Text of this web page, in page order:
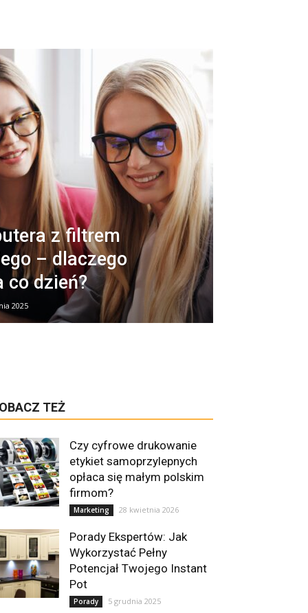
z filtrem
– dlaczego
co dzień?
2025
TEŻ
Czy cyfrowe drukowanie
etykiet samoprzylepnych
opłaca się małym polskim
firmom?
Marketing 28 kwietnia 2026
Porady Ekspertów: Jak
Wykorzystać Pełny
Potencjał Twojego Instant
Pot
Porady 5 grudnia 2025